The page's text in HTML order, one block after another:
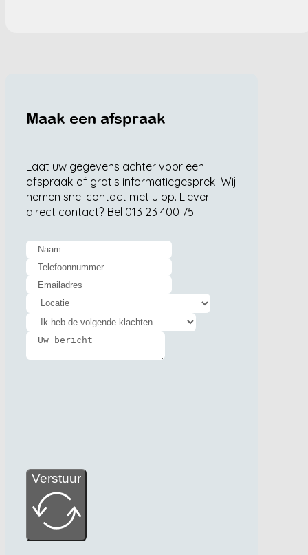
Maak een afspraak
Laat uw gegevens achter voor een
afspraak of gratis informatiegesprek. Wij
nemen snel contact met u op. Liever
direct contact? Bel 013 23 400 75.
Verstuur